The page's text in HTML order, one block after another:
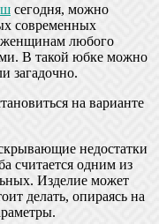
сегодня, можно
современных
женщинам любого
В такой юбке можно
загадочно.
на варианте
недостатки
считается одним из
Изделие может
делать, опираясь на